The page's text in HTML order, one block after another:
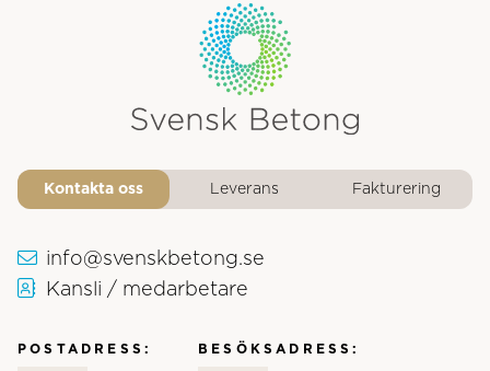
Kontakta oss Leverans Fakturering
info@svenskbetong.se
Kansli / medarbetare
POSTADRESS: BESÖKSADRESS: